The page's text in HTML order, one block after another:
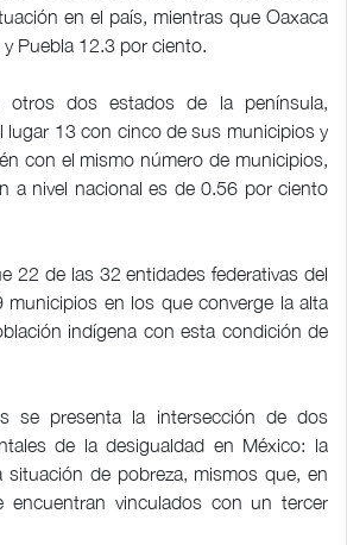
en el país, mientras que Oaxaca
Puebla 12.3 por ciento.
dos estados de la península,
lugar 13 con cinco de sus municipios y
con el mismo número de municipios,
a nivel nacional es de 0.56 por ciento
22 de las 32 entidades federativas del
municipios en los que converge la alta
indígena con esta condición de
se presenta la intersección de dos
de la desigualdad en México: la
situación de pobreza, mismos que, en
encuentran vinculados con un tercer